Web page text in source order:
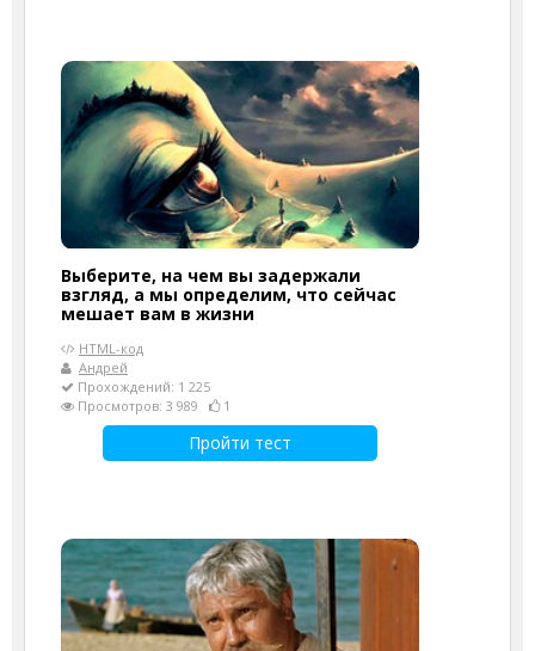
Выберите, на чем вы задержали
взгляд, а мы определим, что сейчас
мешает вам в жизни
HTML-код
Андрей
Прохождений: 1 225
Просмотров: 3 989
1
Пройти тест